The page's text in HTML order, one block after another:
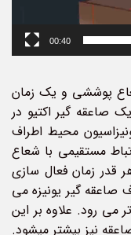
00:40
پوششی و یک زمان
صاعقه گیر اکتیو در
محیط اطراف
مستقیمی با شعاع
قدر زمان فعال سازی
صاعقه گیر یونیزه می
می رود. علاوه بر این
نیز بیشتر می­شود.